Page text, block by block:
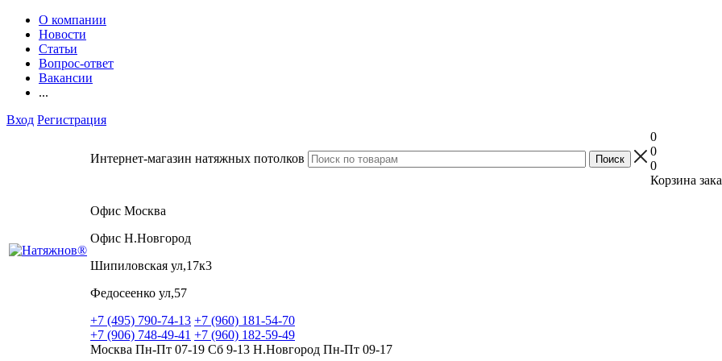
О компании
Новости
Статьи
Вопрос-ответ
Вакансии
...
Вход Регистрация
Интернет-магазин натяжных потолков
0
0
0
Корзина
Офис Москва
Офис Н.Новгород
Шипиловская ул,17к3
Федосеенко ул,57
+7 (495) 790-74-13 +7 (960) 181-54-70
+7 (906) 748-49-41 +7 (960) 182-59-49
Москва Пн-Пт 07-19 Сб 9-13 Н.Новгород Пн-Пт 09-17